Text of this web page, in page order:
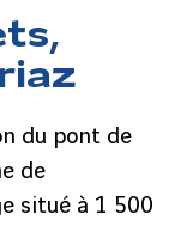
du pont de
de
situé à 1 500